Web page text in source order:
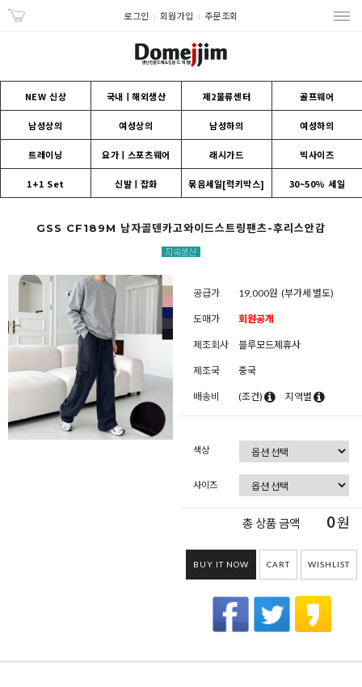
로그인 회원가입 주문조회
NEW 신상 국내ㅣ해외생산 제2물류센터 골프웨어
남성상의 여성상의 남성하의 여성하의
트레이닝 요가ㅣ스포츠웨어 래시가드 빅사이즈
1+1 Set 신발ㅣ잡화 묶음세일[럭키박스] 30~50% 세일
GSS CF189M 남자골덴카고와이드스트링팬츠-후리스안감
공급가 19,000원 (부가세 별도)
도매가 회원공개
제조회사 블루모드제휴사
제조국 중국
배송비 (조건) 지역별
색상
사이즈
총 상품 금액 0원
BUY IT NOW CART WISHLIST